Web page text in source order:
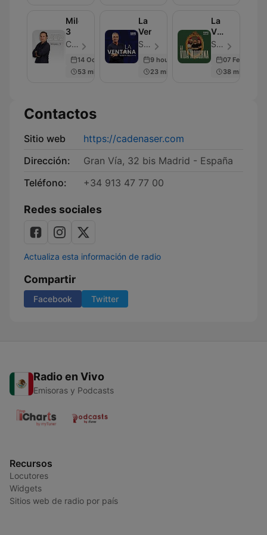
Milenio
3
Cadena SER - Episodio 199
14 Oct 2022
53 min
La
Ventana
SER Podcast - Episodio 676
9 hours ago
23 min
La
Vida
Moderna
SER Podcast - Episodio 599
07 Feb 2025
38 min
Contactos
Sitio web
https://cadenaser.com
Dirección:
Gran Vía, 32 bis Madrid - España
Teléfono:
+34 913 47 77 00
Redes sociales
Actualiza esta información de radio
Compartir
Facebook Twitter
Radio en Vivo
Emisoras y Podcasts
Recursos
Locutores
Widgets
Sitios web de radio por país